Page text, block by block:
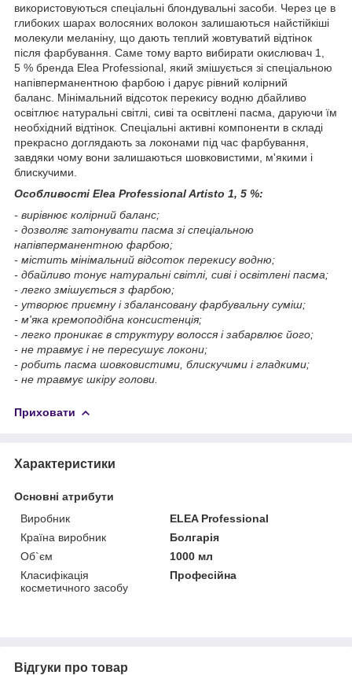
використовуються спеціальні блондувальні засоби. Через це в
глибоких шарах волосяних волокон залишаються найстійкіші
молекули меланіну, що дають теплий жовтуватий відтінок
після фарбування. Саме тому варто вибирати окислювач 1,
5 % бренда Elea Professional, який змішується зі спеціальною
напівперманентною фарбою і дарує рівний колірний
баланс. Мінімальний відсоток перекису водню дбайливо
освітлює натуральні світлі, сиві та освітлені пасма, даруючи їм
необхідний відтінок. Спеціальні активні компоненти в складі
прекрасно доглядають за локонами під час фарбування,
завдяки чому вони залишаються шовковистими, м'якими і
блискучими.
Особливості Elea Professional Artisto 1, 5 %:
- вирівнює колірний баланс;
- дозволяє затонувати пасма зі спеціальною
напівперманентною фарбою;
- містить мінімальний відсоток перекису водню;
- дбайливо тонує натуральні світлі, сиві і освітлені пасма;
- легко змішується з фарбою;
- утворює приємну і збалансовану фарбувальну суміш;
- м'яка кремоподібна консистенція;
- легко проникає в структуру волосся і забарвлює його;
- не травмує і не пересушує локони;
- робить пасма шовковистими, блискучими і гладкими;
- не травмує шкіру голови.
Приховати
Характеристики
Основні атрибути
Виробник
ELEA Professional
Країна виробник
Болгарія
Об`єм
1000 мл
Класифікація
косметичного засобу
Професійна
Відгуки про товар